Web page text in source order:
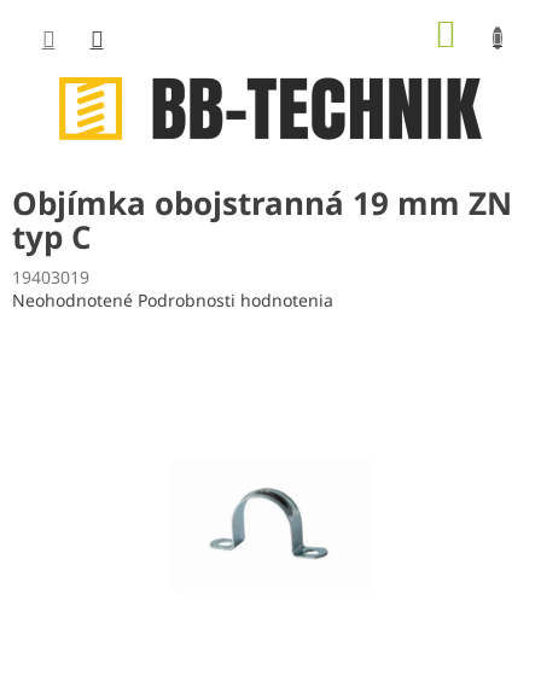
obsah
Objímka obojstranná 19 mm ZN
typ C
19403019
Priemerné
Neohodnotené Podrobnosti hodnotenia